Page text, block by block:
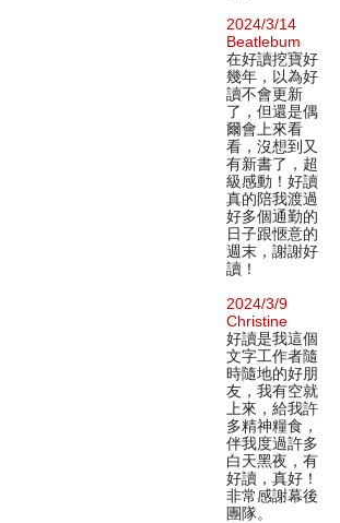
2024/3/14
Beatlebum
在好讀挖寶好
幾年，以為好
讀不會更新
了，但還是偶
爾會上來看
看，沒想到又
有新書了，超
級感動！好讀
真的陪我渡過
好多個通勤的
日子跟愜意的
週末，謝謝好
讀！
2024/3/9
Christine
好讀是我這個
文字工作者隨
時隨地的好朋
友，我有空就
上來，給我許
多精神糧食，
伴我度過許多
白天黑夜，有
好讀，真好！
非常感謝幕後
團隊。